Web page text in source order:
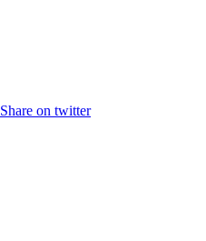
Share on twitter